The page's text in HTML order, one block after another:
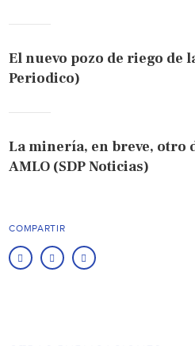
El nuevo pozo de riego de
Periodico)
La minería, en breve, otro
AMLO (SDP Noticias)
COMPARTIR